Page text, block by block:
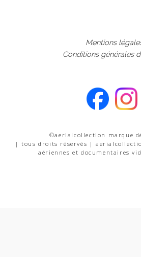
Mentions
Conditions générales
©aerialcollection marque
| tous droits réservés |
aériennes et documentaires